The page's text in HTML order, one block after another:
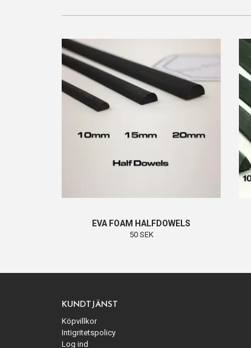
EVA FOAM HALFDOWELS
50 SEK
KUNDTJÄNST
Köpvillkor
Intigritetspolicy
Log ind